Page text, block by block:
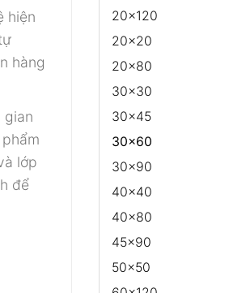
20x120
20x20
20x80
30x30
30x45
30x60
30x90
40x40
40x80
45x90
50x50
hiện
hàng
gian
lớp
để